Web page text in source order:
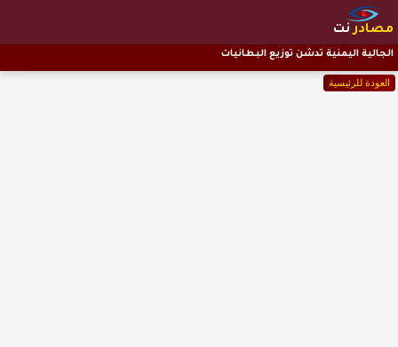
مصادرنت
العودة للرئيسية
الجالية اليمنية تدشن توزيع البطانيات